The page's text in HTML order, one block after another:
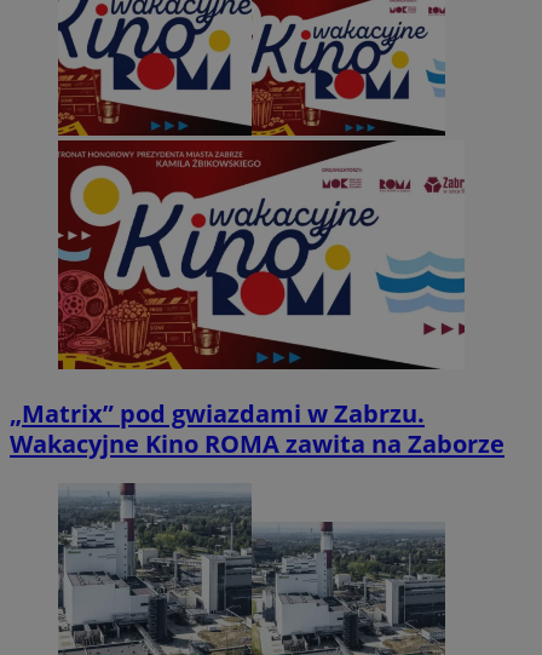
„Matrix” pod gwiazdami w Zabrzu.
Wakacyjne Kino ROMA zawita na Zaborze